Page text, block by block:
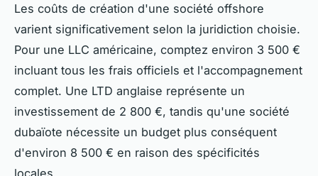
Les coûts de création d'une société offshore
varient significativement selon la juridiction choisie.
Pour une LLC américaine, comptez environ 3 500 €
incluant tous les frais officiels et l'accompagnement
complet. Une LTD anglaise représente un
investissement de 2 800 €, tandis qu'une société
dubaïote nécessite un budget plus conséquent
d'environ 8 500 € en raison des spécificités
locales.